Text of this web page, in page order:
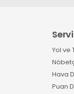
Yol ve
Hava
Puan